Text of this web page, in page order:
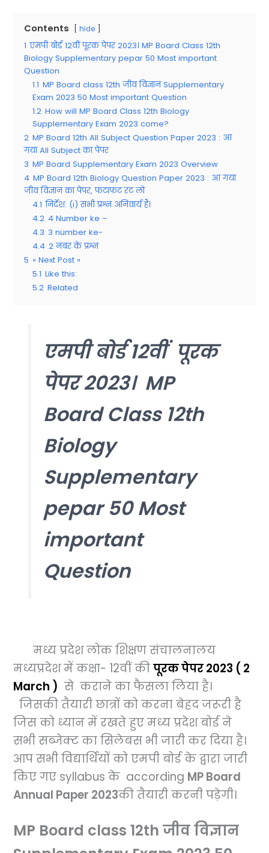
Contents hide
1 एमपी बोर्ड 12वीं पूरक पेपर 2023। MP Board Class 12th
Biology Supplementary pepar 50 Most important
Question
1.1 MP Board class 12th जीव विज्ञान Supplementary
Exam 2023 50 Most important Question
1.2 How will MP Board Class 12th Biology
Supplementary Exam 2023 come?
2 MP Board 12th All Subject Question Paper 2023 : आ
गया All Subject का पेपर
3 MP Board Supplementary Exam 2023 Overview
4 MP Board 12th Biology Question Paper 2023 : आ गया
जीव विज्ञान का पेपर, फटाफट रट लो
4.1 निर्देश: (i) सभी प्रश्न अनिवार्य हैं।
4.2 4 Number ke –
4.3 3 number ke-
4.4 2 नंबर के प्रश्न
5 » Next Post »
5.1 Like this:
5.2 Related
एमपी बोर्ड 12वीं पूरक
पेपर 2023। MP
Board Class 12th
Biology
Supplementary
pepar 50 Most
important
Question
मध्य प्रदेश लोक शिक्षण संचालनालय
मध्यप्रदेश मेंकक्षा- 12वींकीपूरक पेपर 2023 ( 2
March ) से कराने का फैसला लिया है।
जिसकी तैयारी छात्रों को करना बेहद जरूरी है
जिस को ध्यान में रखते हुए मध्य प्रदेश बोर्ड ने
सभी सब्जेक्ट का सिलेबस भी जारी कर दिया है।
आप सभी विद्यार्थियों को एमपी बोर्ड के द्वारा जारी
किए गए syllabus के according MP Board
Annual Paper 2023की तैयारी करनी पड़ेगी।
MP Board class 12th जीव विज्ञान